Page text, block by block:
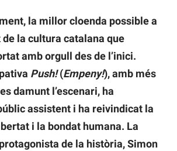
la millor cloenda possible a
la cultura catalana que
amb orgull des de l’inici.
Push!(Empeny!), amb més
damunt l’escenari, ha
assistent i ha reivindicat la
i la bondat humana. La
de la història, Simon